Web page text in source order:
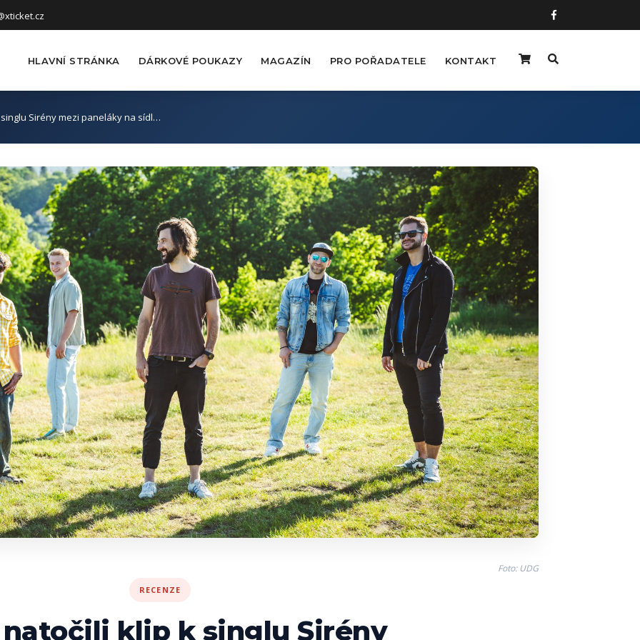
HLAVNÍ STRÁNKA DÁRKOVÉ POUKAZY MAGAZÍN PRO POŘADATELE KONTAKT
Sirény mezi paneláky na sídl…
Foto: UDG
RECENZE
natočili klip k singlu Sirény